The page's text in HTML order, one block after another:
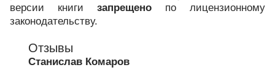
версии книги запрещено по лицензионному
законодательству.
Отзывы
Станислав Комаров